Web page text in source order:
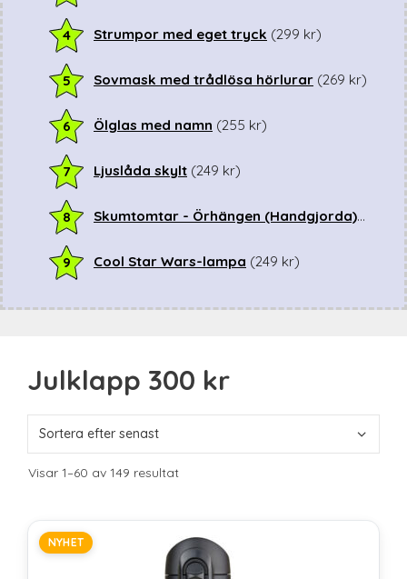
4 Strumpor med eget tryck (299 kr)
5 Sovmask med trådlösa hörlurar (269 kr)
6 Ölglas med namn (255 kr)
7 Ljuslåda skylt (249 kr)
8 Skumtomtar - Örhängen (Handgjorda)( kr
9 Cool Star Wars-lampa (249 kr)
Julklapp 300 kr
Visar 1–60 av 149 resultatSortera
NYHET